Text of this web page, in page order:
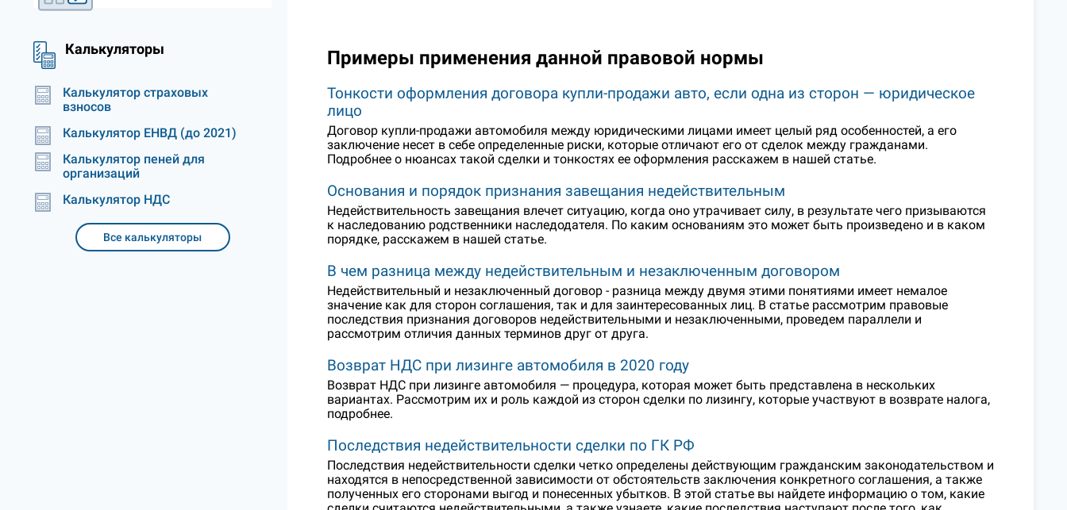
Калькуляторы
Калькулятор страховых
взносов
Калькулятор ЕНВД (до 2021)
Калькулятор пеней для
организаций
Калькулятор НДС
Все калькуляторы
Примеры применения данной правовой нормы
Тонкости оформления договора купли-продажи авто, если одна из сторон — юридическое
лицо
Договор купли-продажи автомобиля между юридическими лицами имеет целый ряд особенностей, а его
заключение несет в себе определенные риски, которые отличают его от сделок между гражданами.
Подробнее о нюансах такой сделки и тонкостях ее оформления расскажем в нашей статье.
Основания и порядок признания завещания недействительным
Недействительность завещания влечет ситуацию, когда оно утрачивает силу, в результате чего призываются
к наследованию родственники наследодателя. По каким основаниям это может быть произведено и в каком
порядке, расскажем в нашей статье.
В чем разница между недействительным и незаключенным договором
Недействительный и незаключенный договор - разница между двумя этими понятиями имеет немалое
значение как для сторон соглашения, так и для заинтересованных лиц. В статье рассмотрим правовые
последствия признания договоров недействительными и незаключенными, проведем параллели и
рассмотрим отличия данных терминов друг от друга.
Возврат НДС при лизинге автомобиля в 2020 году
Возврат НДС при лизинге автомобиля — процедура, которая может быть представлена в нескольких
вариантах. Рассмотрим их и роль каждой из сторон сделки по лизингу, которые участвуют в возврате налога,
подробнее.
Последствия недействительности сделки по ГК РФ
Последствия недействительности сделки четко определены действующим гражданским законодательством и
находятся в непосредственной зависимости от обстоятельств заключения конкретного соглашения, а также
полученных его сторонами выгод и понесенных убытков. В этой статье вы найдете информацию о том, какие